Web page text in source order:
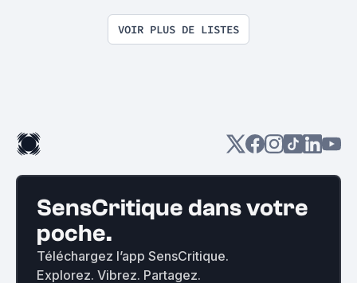
VOIR PLUS DE LISTES
SensCritique dans votre
poche.
Téléchargez l’app SensCritique.
Explorez. Vibrez. Partagez.